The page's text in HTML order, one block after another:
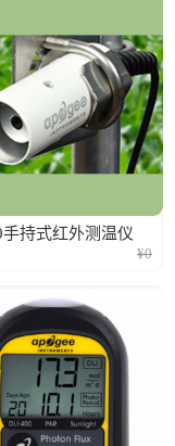
持式红外测温仪
¥0